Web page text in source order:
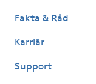
Kiropraktik
Fakta & Råd
Karriär
Support